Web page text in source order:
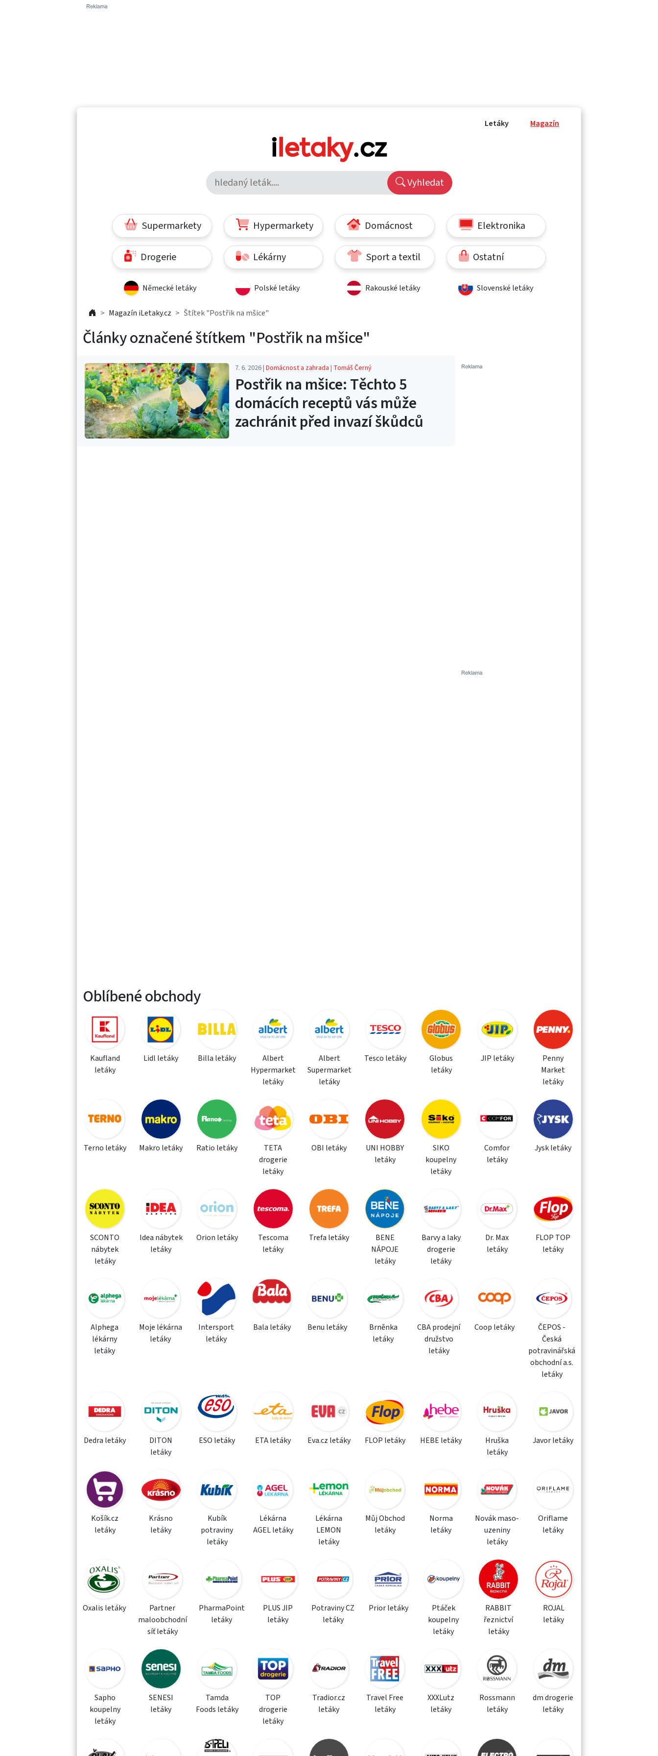
Letáky Magazín
Vyhledat
Supermarkety Hypermarkety Domácnost Elektronika
Drogerie Lékárny Sport a textil Ostatní
Německé letáky Polské letáky Rakouské letáky Slovenské letáky
Magazín iLetaky.cz Štítek "Postřik na mšice"
Články označené štítkem "Postřik na mšice"
7. 6. 2026 | Domácnost a zahrada | Tomáš Černý
Postřik na mšice: Těchto 5
domácích receptů vás může
zachránit před invazí škůdců
Oblíbené obchody
Kaufland
letáky
Lidl letáky Billa letáky
Albert
Hypermarket
letáky
Albert
Supermarket
letáky
Tesco letáky
Globus
letáky
JIP letáky
Penny
Market
letáky
Terno letáky Makro letáky Ratio letáky
TETA
drogerie
letáky
OBI letáky
UNI HOBBY
letáky
SIKO
koupelny
letáky
Comfor
letáky
Jysk letáky
SCONTO
nábytek
letáky
Idea nábytek
letáky
Orion letáky
Tescoma
letáky
Trefa letáky
BENE
NÁPOJE
letáky
Barvy a laky
drogerie
letáky
Dr. Max
letáky
FLOP TOP
letáky
Alphega
lékárny
letáky
Moje lékárna
letáky
Intersport
letáky
Bala letáky Benu letáky
Brněnka
letáky
CBA prodejní
družstvo
letáky
Coop letáky
ČEPOS -
Česká
potravinářská
obchodní a.s.
letáky
Dedra letáky
DITON
letáky
ESO letáky ETA letáky Eva.cz letáky FLOP letáky HEBE letáky
Hruška
letáky
Javor letáky
Košík.cz
letáky
Krásno
letáky
Kubík
potraviny
letáky
Lékárna
AGEL letáky
Lékárna
LEMON
letáky
Můj Obchod
letáky
Norma
letáky
Novák maso-
uzeniny
letáky
Oriflame
letáky
Oxalis letáky
Partner
maloobchodní
síť letáky
PharmaPoint
letáky
PLUS JIP
letáky
Potraviny CZ
letáky
Prior letáky
Ptáček
koupelny
letáky
RABBIT
řeznictví
letáky
ROJAL
letáky
Sapho
koupelny
letáky
SENESI
letáky
Tamda
Foods letáky
TOP
drogerie
letáky
Tradior.cz
letáky
Travel Free
letáky
XXXLutz
letáky
Rossmann
letáky
dm drogerie
letáky